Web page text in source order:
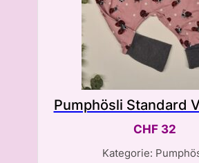
Pumphösli Standard
CHF 32
Kategorie: